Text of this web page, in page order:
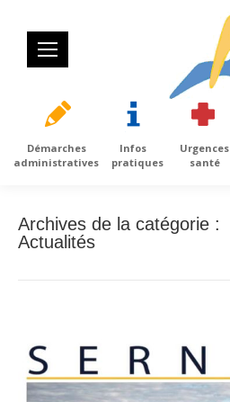
Démarches
administratives
Infos
pratiques
Urgences
santé
Archives de la catégorie :
Actualités